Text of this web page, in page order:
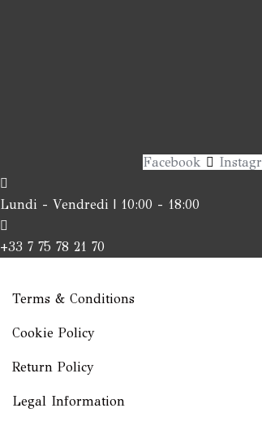
Facebook
Lundi - Vendredi | 10:00 - 18:00
+33 7 75 78 21 70
Terms & Conditions
Cookie Policy
Return Policy
Legal Information